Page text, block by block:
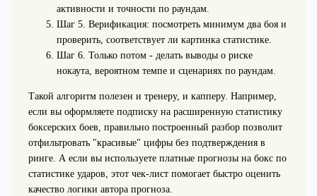
активности и точности по раундам.
Шаг 5. Верификация: посмотреть минимум два боя и
проверить, соответствует ли картинка статистике.
Шаг 6. Только потом - делать выводы о риске
нокаута, вероятном темпе и сценариях по раундам.
Такой алгоритм полезен и тренеру, и капперу. Например,
если вы оформляете подписку на расширенную статистику
боксерских боев, правильно построенный разбор позволит
отфильтровать "красивые" цифры без подтверждения в
ринге. А если вы используете платные прогнозы на бокс по
статистике ударов, этот чек-лист помогает быстро оценить
качество логики автора прогноза.